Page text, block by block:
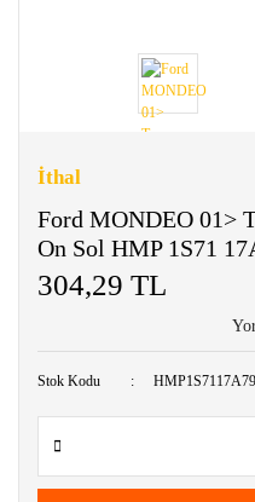
İthal
Ford MONDEO 01>
On Sol HMP 1S71
304,29 TL
Stok Kodu